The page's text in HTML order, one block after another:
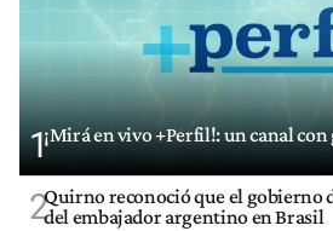
1¡Mirá en vivo +Perfil!: un canal
2Quirno reconoció que el gobierno
del embajador argentino en Brasil